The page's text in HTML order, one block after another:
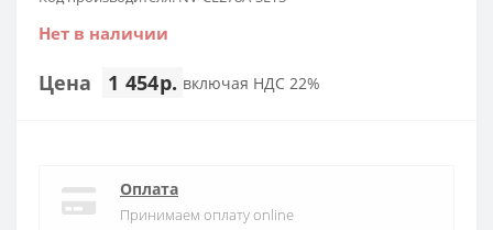
Нет в наличии
Цена 1 454р. включая НДС 22%
Оплата
Принимаем оплату online